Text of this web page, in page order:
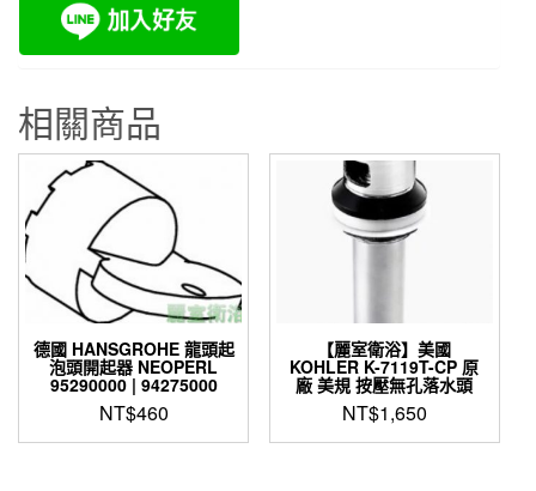
相關商品
德國 HANSGROHE 龍頭起
泡頭開起器 NEOPERL
95290000 | 94275000
NT$460
【麗室衛浴】美國
KOHLER K-7119T-CP 原
廠 美規 按壓無孔落水頭
NT$1,650